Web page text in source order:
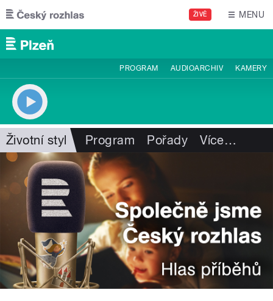
Přejít k hlavnímu obsahu
ŽIVĚ MENU
PROGRAM AUDIOARCHIV KAMERY
Životní styl Program Pořady Více…